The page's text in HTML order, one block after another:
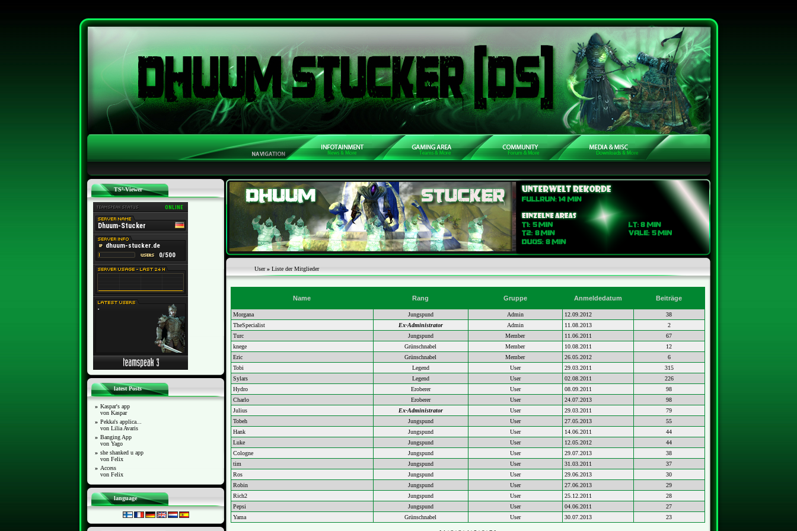
TS³-Viewer
latest Posts
» Kaspar's app
von Kaspar
» Pekka's applica...
von Lilia Avaris
» Banging App
von Yago
» she shanked u app
von Felix
» Access
von Felix
language
User» Liste der Mitglieder
Name Rang Gruppe Anmeldedatum Beiträge
Morgana Jungspund Admin 12.09.2012
38
TheSpecialist
Ex-Administrator Admin 11.08.2013
2
Turc
Jungspund Member 11.06.2011
67
knege
Grünschnabel Member 10.08.2011
12
Eric
Grünschnabel Member 26.05.2012
6
Tobi
Legend User 29.03.2011
315
Sylars
Legend User 02.08.2011
226
Hydro
Eroberer User 08.09.2011
98
Charlo
Eroberer User 24.07.2013
98
Julius
Ex-Administrator User 29.03.2011
79
Tobeh
Jungspund User 27.05.2013
55
Hank
Jungspund User 14.06.2011
44
Luke
Jungspund User 12.05.2012
44
Cologne
Jungspund User 29.07.2013
38
tim
Jungspund User 31.03.2011
37
Ros
Jungspund User 29.06.2013
30
Robin
Jungspund User 27.06.2013
29
Rich2
Jungspund User 25.12.2011
28
Pepsi
Jungspund User 04.06.2011
27
Yama
Grünschnabel User 30.07.2013 23